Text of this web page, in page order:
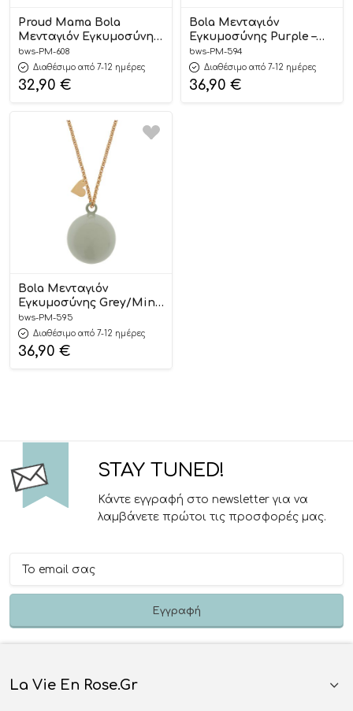
Proud Mama Bola
Μενταγιόν Εγκυμοσύνης
Anais Silver
bws-PM-608
Διαθέσιμο από 7-12 ημέρες
32,90 €
Bola Μενταγιόν
Εγκυμοσύνης Purple –
Proud Mama
bws-PM-594
Διαθέσιμο από 7-12 ημέρες
36,90 €
Bola Μενταγιόν
Εγκυμοσύνης Grey/Mint
– Proud Mama
bws-PM-595
Διαθέσιμο από 7-12 ημέρες
36,90 €
STAY TUNED!
Κάντε εγγραφή στο newsletter για να
λαμβάνετε πρώτοι τις προσφορές μας.
La Vie En Rose.gr